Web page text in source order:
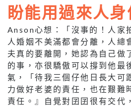
盼能用過來人
Anson心想：「沒事的！人家
人婚姻不美滿都會分離，人總
夫真的要離開，她認為自己做
的事，亦很驕傲可以撐到他最
氣，「待我三個仔他日長大可
力做好老婆的責任，也在艱難
責任。』自覺對囝囝很有交代